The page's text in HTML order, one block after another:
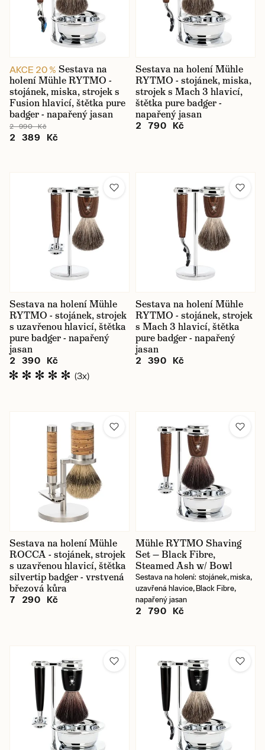
AKCE 20 % Sestava na
holení Mühle RYTMO -
stojánek, miska, strojek s
Fusion hlavicí, štětka pure
badger - napařený jasan
2 990 Kč
2 389 Kč
Sestava na holení Mühle
RYTMO - stojánek, miska,
strojek s Mach 3 hlavicí,
štětka pure badger -
napařený jasan
2 790 Kč
Sestava na holení Mühle
RYTMO - stojánek, strojek
s uzavřenou hlavicí, štětka
pure badger - napařený
jasan
2 390 Kč
(3x)
Sestava na holení Mühle
RYTMO - stojánek, strojek
s Mach 3 hlavicí, štětka
pure badger - napařený
jasan
2 390 Kč
Sestava na holení Mühle
ROCCA - stojánek, strojek
s uzavřenou hlavicí, štětka
silvertip badger - vrstvená
březová kůra
7 290 Kč
Mühle RYTMO Shaving
Set — Black Fibre,
Steamed Ash w/ Bowl
Sestava na holení: stojánek, miska,
uzavřená hlavice, Black Fibre,
napařený jasan
2 790 Kč